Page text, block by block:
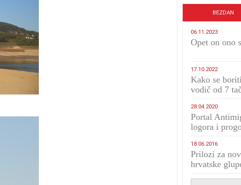
BEZDAN
06.11.2023
​Opet on ono
17.10.2022
Kako se
vodič od 7
28.04.2020
Portal
logora i
18.06.2016
Prilozi za
hrvatske